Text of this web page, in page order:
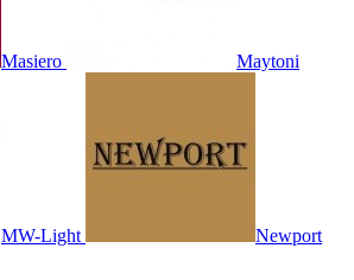
Masiero Maytoni
MW-Light Newport